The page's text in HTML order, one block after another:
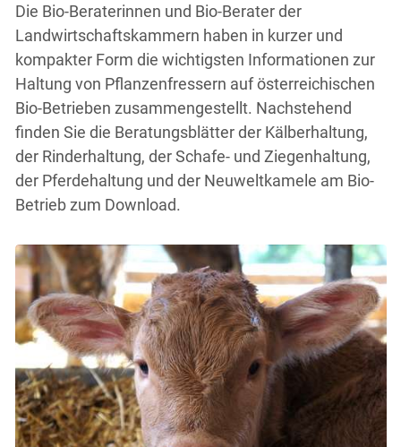
Skip to main content
Die Bio-Beraterinnen und Bio-Berater der
Landwirtschaftskammern haben in kurzer und
kompakter Form die wichtigsten Informationen zur
Haltung von Pflanzenfressern auf österreichischen
Bio-Betrieben zusammengestellt. Nachstehend
finden Sie die Beratungsblätter der Kälberhaltung,
der Rinderhaltung, der Schafe- und Ziegenhaltung,
der Pferdehaltung und der Neuweltkamele am Bio-
Betrieb zum Download.